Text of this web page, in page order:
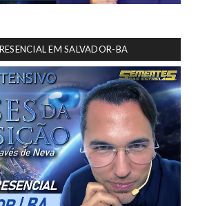
EM SALVADOR-BA